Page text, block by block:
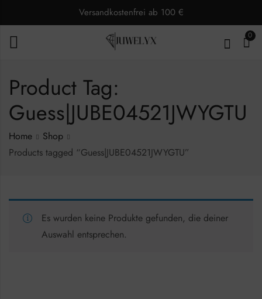
Versandkostenfrei ab 100 €
0
Product Tag:
Guess|JUBE04521JWYGTU
Home
Shop
Products tagged “Guess|JUBE04521JWYGTU”
Es wurden keine Produkte gefunden, die deiner
Auswahl entsprechen.